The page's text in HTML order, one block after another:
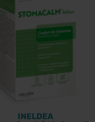
INELDEA